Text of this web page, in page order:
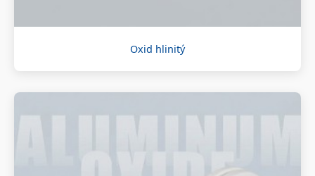
Oxid hlinitý